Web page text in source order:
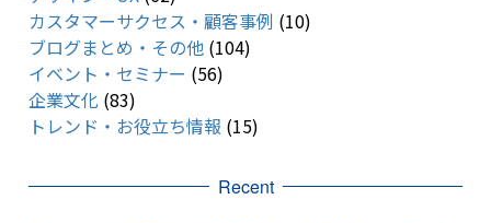
カスタマーサクセス・顧客事例 (10)
ブログまとめ・その他(104)
イベント・セミナー (56)
企業文化 (83)
トレンド・お役立ち情報 (15)
Recent